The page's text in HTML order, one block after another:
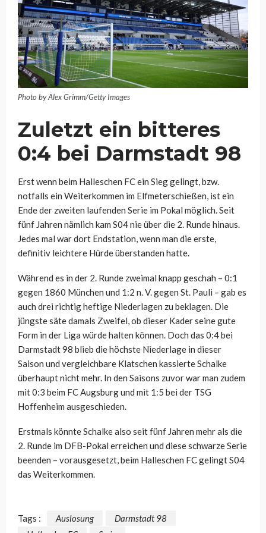
Photo by Alex Grimm/Getty Images
Zuletzt ein bitteres
0:4 bei Darmstadt 98
Erst wenn beim Halleschen FC ein Sieg gelingt, bzw.
notfalls ein Weiterkommen im Elfmeterschießen, ist ein
Ende der zweiten laufenden Serie im Pokal möglich. Seit
fünf Jahren nämlich kam S04 nie über die 2. Runde hinaus.
Jedes mal war dort Endstation, wenn man die erste,
definitiv leichtere Hürde überstanden hatte.
Während es in der 2. Runde zweimal knapp geschah – 0:1
gegen 1860 München und 1:2 n. V. gegen St. Pauli – gab es
auch drei richtig heftige Niederlagen zu beklagen. Die
jüngste säte damals Zweifel, ob dieser Kader seine gute
Form in der Liga würde halten können. Doch das 0:4 bei
Darmstadt 98 blieb die höchste Niederlage in dieser
Saison und vergleichbare Klatschen kassierte Schalke
überhaupt nicht mehr. In den Saisons zuvor war man zudem
mit 0:3 beim FC Augsburg und mit 1:5 bei der TSG
Hoffenheim ausgeschieden.
Erstmals könnte Schalke also seit fünf Jahren mehr als die
2. Runde im DFB-Pokal erreichen und diese schwarze Serie
beenden – vorausgesetzt, beim Halleschen FC gelingt S04
das Weiterkommen.
Tags : Auslosung
Darmstadt 98